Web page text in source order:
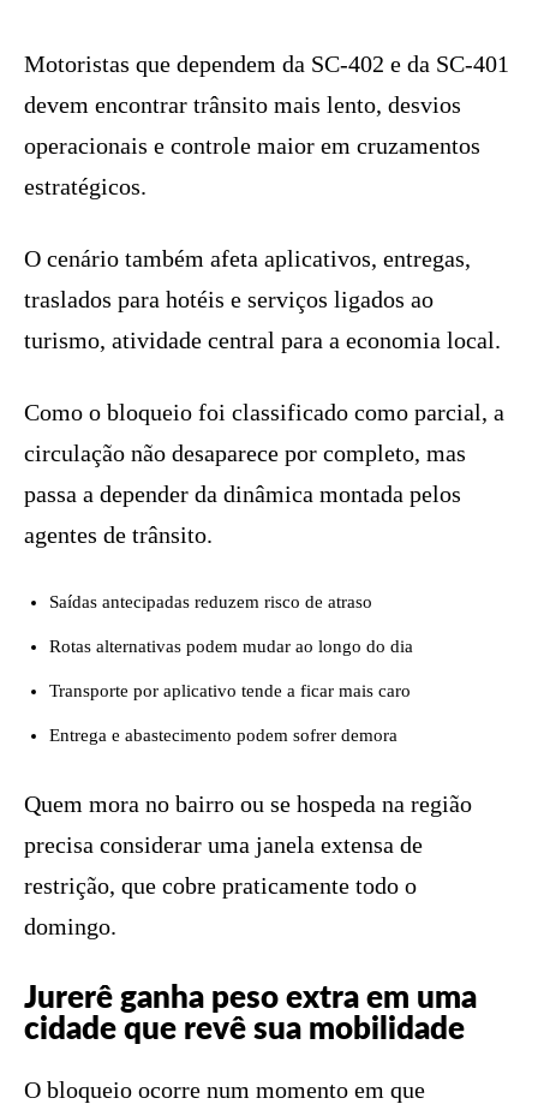
Motoristas que dependem da SC-402 e da SC-401
devem encontrar trânsito mais lento, desvios
operacionais e controle maior em cruzamentos
estratégicos.
O cenário também afeta aplicativos, entregas,
traslados para hotéis e serviços ligados ao
turismo, atividade central para a economia local.
Como o bloqueio foi classificado como parcial, a
circulação não desaparece por completo, mas
passa a depender da dinâmica montada pelos
agentes de trânsito.
Saídas antecipadas reduzem risco de atraso
Rotas alternativas podem mudar ao longo do dia
Transporte por aplicativo tende a ficar mais caro
Entrega e abastecimento podem sofrer demora
Quem mora no bairro ou se hospeda na região
precisa considerar uma janela extensa de
restrição, que cobre praticamente todo o
domingo.
Jurerê ganha peso extra em uma
cidade que revê sua mobilidade
O bloqueio ocorre num momento em que